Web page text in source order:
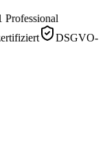
DSGVO-